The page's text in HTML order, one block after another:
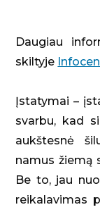
Daugiau
skiltyje
Įstatymai –
svarbu, kad
aukštesnė
namus žiemą
Be to, jau
reikalavimas